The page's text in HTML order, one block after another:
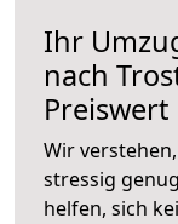
Ihr
nach
Preiswert
Wir
stressig
helfen, sich